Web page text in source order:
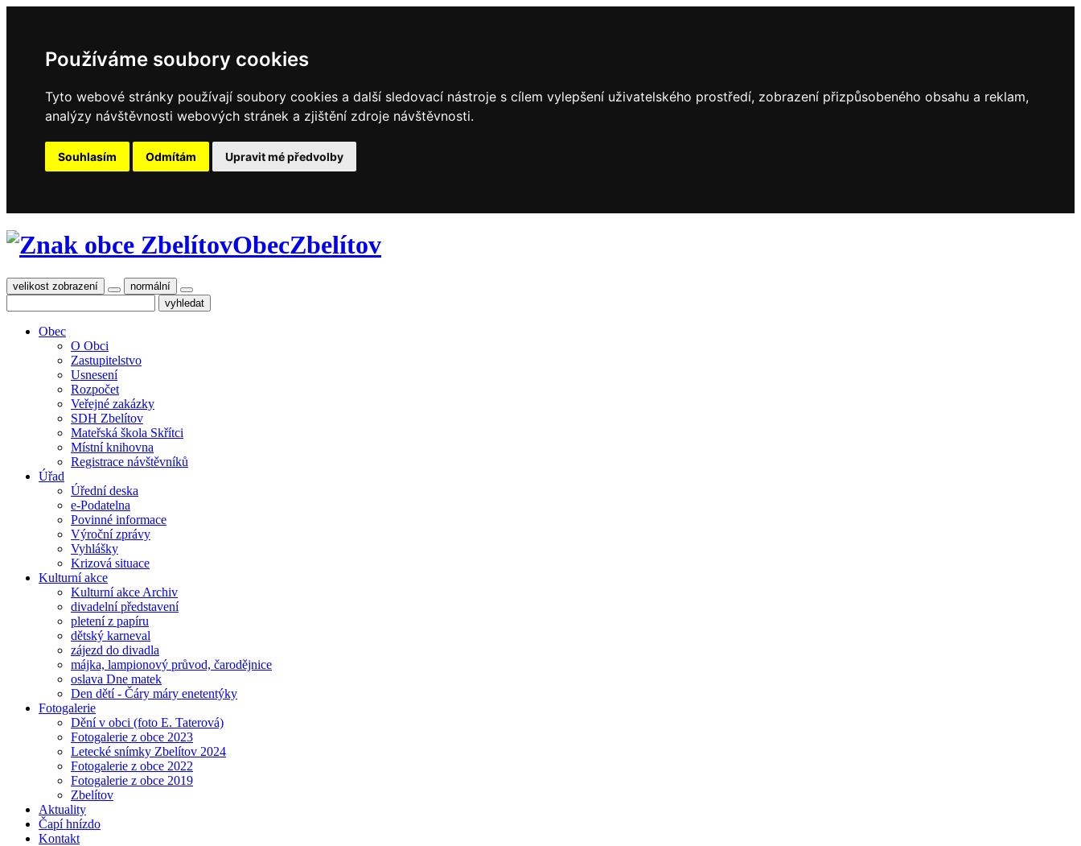
Používáme soubory cookies
Tyto webové stránky používají soubory cookies a další sledovací nástroje s cílem vylepšení uživatelského prostředí, zobrazení přizpůsobeného obsahu a reklam,
analýzy návštěvnosti webových stránek a zjištění zdroje návštěvnosti.
Souhlasím Odmítám Upravit mé předvolby
ObecZbelítov
velikost zobrazení normální
Obec
O Obci
Zastupitelstvo
Usnesení
Rozpočet
Veřejné zakázky
SDH Zbelítov
Mateřská škola Skřítci
Místní knihovna
Registrace návštěvníků
Úřad
Úřední deska
e-Podatelna
Povinné informace
Výroční zprávy
Vyhlášky
Krizová situace
Kulturní akce
Kulturní akce Archiv
divadelní představení
pletení z papíru
dětský karneval
zájezd do divadla
májka, lampionový průvod, čarodějnice
oslava Dne matek
Den dětí - Čáry máry enetentýky
Fotogalerie
Dění v obci (foto E. Taterová)
Fotogalerie z obce 2023
Letecké snímky Zbelítov 2024
Fotogalerie z obce 2022
Fotogalerie z obce 2019
Zbelítov
Aktuality
Čapí hnízdo
Kontakt